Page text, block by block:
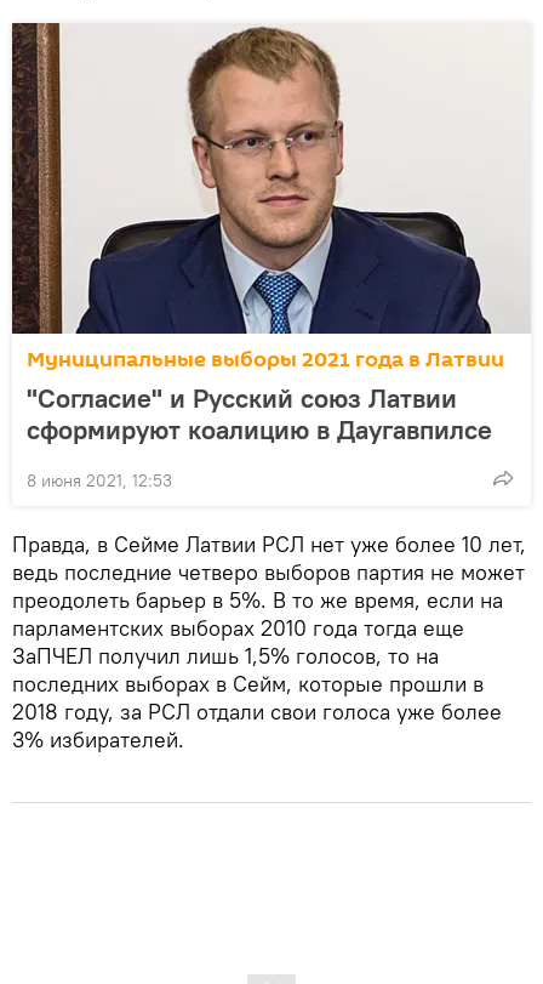
Муниципальные выборы 2021 года в Латвии
"Согласие" и Русский союз Латвии
сформируют коалицию в Даугавпилсе
8 июня 2021, 12:53
Правда, в Сейме Латвии РСЛ нет уже более 10 лет,
ведь последние четверо выборов партия не может
преодолеть барьер в 5%. В то же время, если на
парламентских выборах 2010 года тогда еще
ЗаПЧЕЛ получил лишь 1,5% голосов, то на
последних выборах в Сейм, которые прошли в
2018 году, за РСЛ отдали свои голоса уже более
3% избирателей.